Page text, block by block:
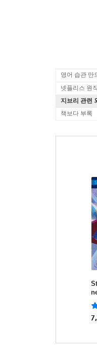
영어 습관 만
넷플리스 원
지브리 관련
책보다 부록